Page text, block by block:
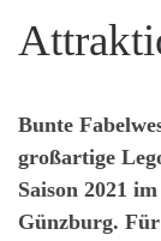
Bunte
großartige
Saison 2021
Günzburg.